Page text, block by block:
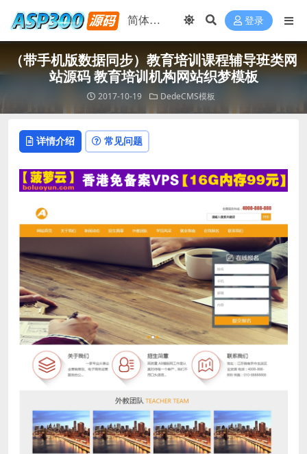
登录
（带手机版数据同步）教育培训课程辅导班类网
站源码 教育培训机构网站织梦模板
2017-10-19 DedeCMS模板
详情介绍 常见问题